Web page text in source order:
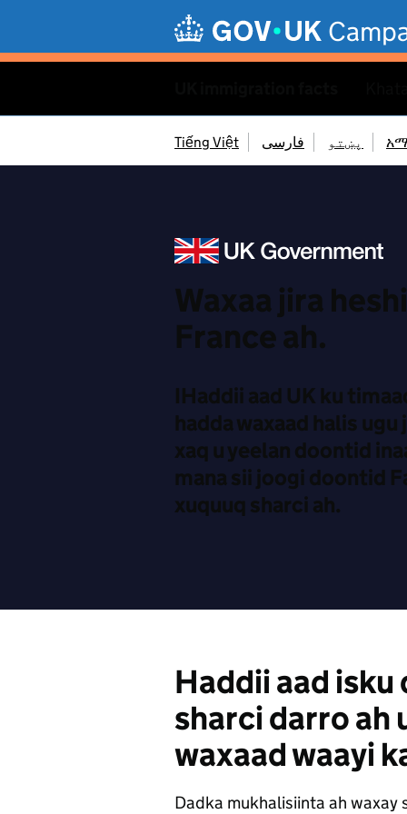
Tiếng Việt فارسی پښتو
Waxaa jira
France ah.
IHaddii aad UK ku
hadda waxaad halis
xaq u yeelan doontid
mana sii joogi doontid
xuquuq sharci ah.
Haddii aad isku
sharci darro ah
waxaad waayi
Dadka mukhalisiinta ah waxay